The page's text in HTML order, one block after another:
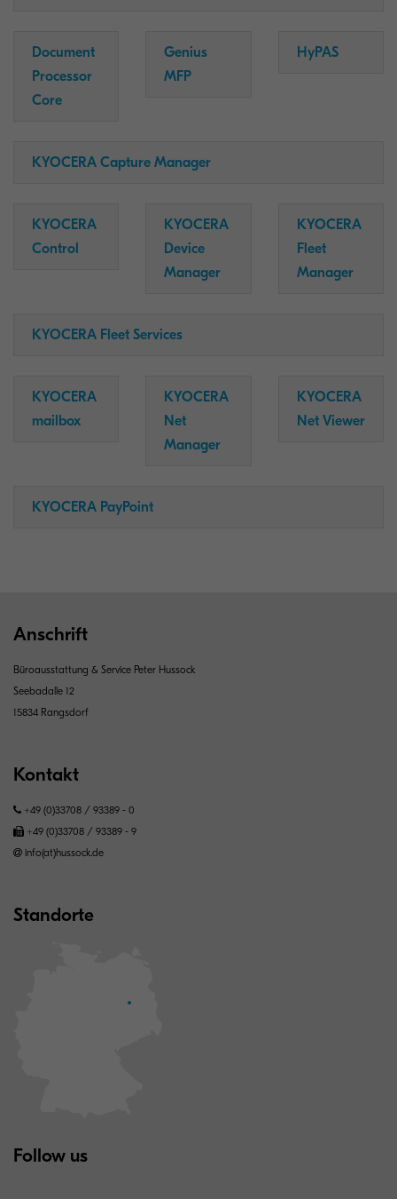
Document
Processor
Core
Genius
MFP
HyPAS
KYOCERA Capture Manager
KYOCERA
Control
KYOCERA
Device
Manager
KYOCERA
Fleet
Manager
KYOCERA Fleet Services
KYOCERA
mailbox
KYOCERA
Net
Manager
KYOCERA
Net Viewer
KYOCERA PayPoint
Anschrift
Büroausstattung & Service Peter Hussock
Seebadalle 12
15834 Rangsdorf
Kontakt
+49 (0)33708 / 93389 - 0
+49 (0)33708 / 93389 - 9
info(at)hussock.de
Standorte
Follow us